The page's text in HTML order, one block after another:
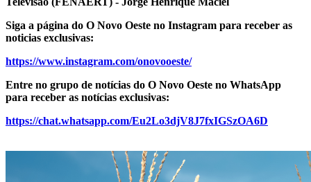
Siga a página do O Novo Oeste no Instagram para receber as
noticias exclusivas:
https://www.instagram.com/onovooeste/
Entre no grupo de notícias do O Novo Oeste no WhatsApp
para receber as notícias exclusivas:
https://chat.whatsapp.com/Eu2Lo3djV8J7fxIGSzOA6D